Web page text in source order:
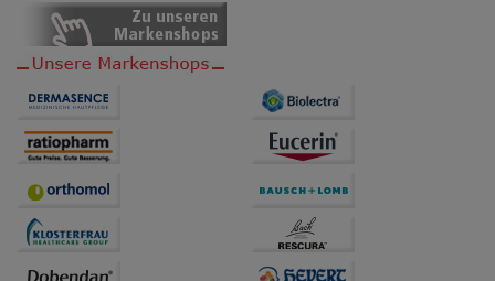
anzupassen. Komfort-Cookies ermöglichen es uns
auch auf Ihre Bedürfnisse zugeschrittene Inhalte
anzuzeigen und unser Partnerprogramm zu
betreiben.
Statistik & Tracking:
Hierüber lassen sich
Informationen über die Art und Weise der Nutzung
unserer Website sammeln, mit deren Hilfe wir unsere
auf unserer Website aber auch die Werbung auf
Bitte beachten Sie, dass Daten hierfür teilweise an
Dritte wie z.B. Google oder soziale Medien
übertragen werden.